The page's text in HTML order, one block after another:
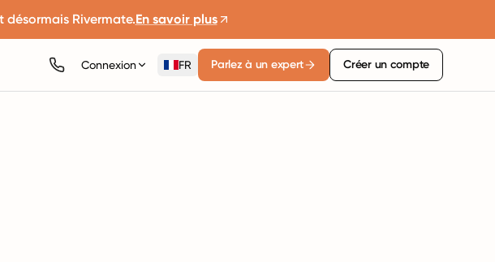
désormais Rivermate.En savoir plus
Connexion FR Parlez à un expert Créer un compte